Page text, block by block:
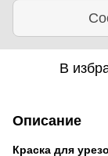
В
Описание
Краска для